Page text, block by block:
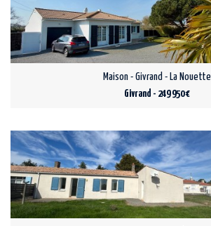
Maison - Givrand - La Nouette
Givrand - 249 950 €